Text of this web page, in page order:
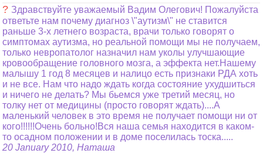
? Здравствуйте уважаемый Вадим Олегович! Пожалуйста
ответьте нам почему диагноз \"аутизм\" не ставится
раньше 3-х летнего возраста, врачи только говорят о
симптомах аутизма, но реальной помощи мы не получаем,
только невропатолог назначил нам уколы улучшающие
кровообращение головного мозга, а эффекта нет.Нашему
малышу 1 год 8 месяцев и налицо есть признаки РДА хоть
и не все. Нам что надо ждать когда состояние ухудшиться
и ничего не делать? Мы бьемся уже третий месяц, но
толку нет от медицины (просто говорят ждать)....А
маленький человек в это время не получает помощи ни от
кого!!!!!!Очень больно!Вся наша семья находится в каком-
то осадном положении и в доме поселилась тоска.....
20 January 2010, Наташа